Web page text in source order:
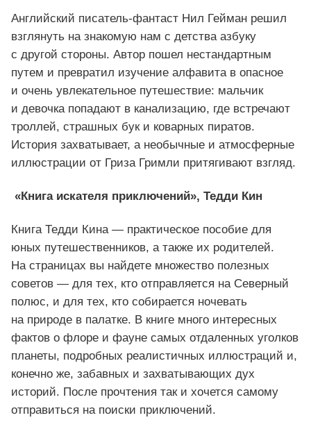
Английский писатель-фантаст Нил Гейман решил
взглянуть на знакомую нам с детства азбуку
с другой стороны. Автор пошел нестандартным
путем и превратил изучение алфавита в опасное
и очень увлекательное путешествие: мальчик
и девочка попадают в канализацию, где встречают
троллей, страшных бук и коварных пиратов.
История захватывает, а необычные и атмосферные
иллюстрации от Гриза Гримли притягивают взгляд.
«Книга искателя приключений», Тедди Кин
Книга Тедди Кина — практическое пособие для
юных путешественников, а также их родителей.
На страницах вы найдете множество полезных
советов — для тех, кто отправляется на Северный
полюс, и для тех, кто собирается ночевать
на природе в палатке. В книге много интересных
фактов о флоре и фауне самых отдаленных уголков
планеты, подробных реалистичных иллюстраций и,
конечно же, забавных и захватывающих дух
историй. После прочтения так и хочется самому
отправиться на поиски приключений.